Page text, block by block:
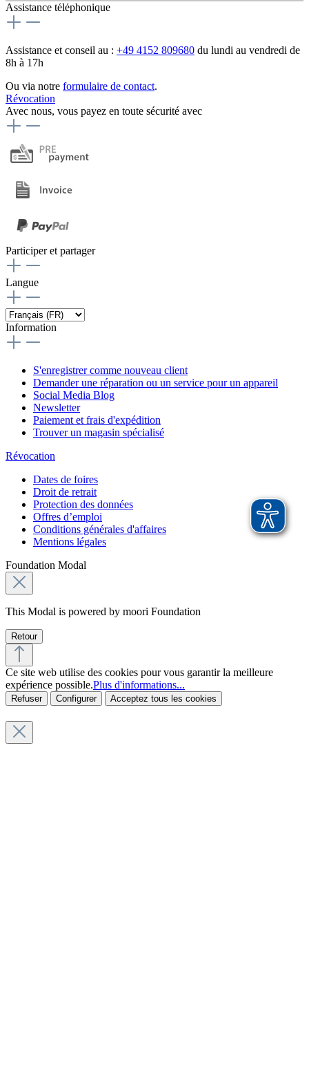
Assistance téléphonique
Assistance et conseil au : +49 4152 809680 du lundi au vendredi de
8h à 17h
Ou via notre formulaire de contact.
Révocation
Avec nous, vous payez en toute sécurité avec
Participer et partager
Langue
Information
S'enregistrer comme nouveau client
Demander une réparation ou un service pour un appareil
Social Media Blog
Newsletter
Paiement et frais d'expédition
Trouver un magasin spécialisé
Révocation
Dates de foires
Droit de retrait
Protection des données
Offres d’emploi
Conditions générales d'affaires
Mentions légales
Foundation Modal
This Modal is powered by moori Foundation
Retour
Ce site web utilise des cookies pour vous garantir la meilleure
expérience possible.Plus d'informations...
Refuser Configurer Acceptez tous les cookies